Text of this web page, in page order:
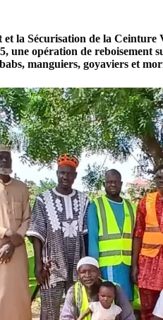
la Sécurisation de la Ceinture
une opération de reboisement
manguiers, goyaviers et